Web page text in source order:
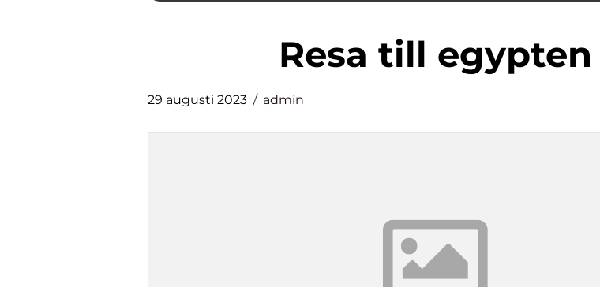
resa till egypten
29 augusti 2023 admin